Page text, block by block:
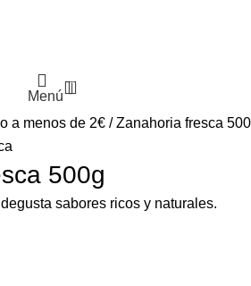
Menú
0
a menos de 2€ Zanahoria fresca
500g
sabores ricos y naturales.